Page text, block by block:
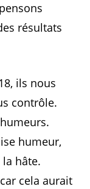
résultats
ils nous
contrôle.
humeur,
hâte.
cela aurait